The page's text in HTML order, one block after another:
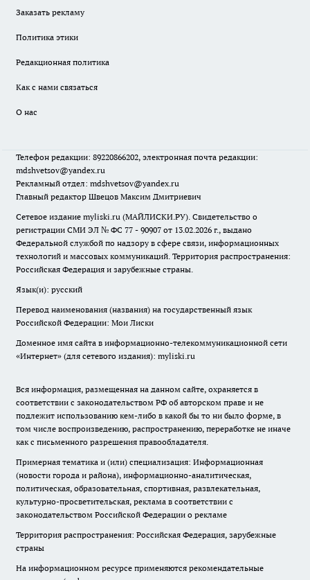
Заказать рекламу
Политика этики
Редакционная политика
Как с нами связаться
О нас
Телефон редакции: 89220866202, электронная почта редакции:
mdshvetsov@yandex.ru
Рекламный отдел: mdshvetsov@yandex.ru
Главный редактор Швецов Максим Дмитриевич
Сетевое издание myliski.ru (МАЙЛИСКИ.РУ). Свидетельство о
регистрации СМИ ЭЛ № ФС 77 - 90907 от 13.02.2026 г., выдано
Федеральной службой по надзору в сфере связи, информационных
технологий и массовых коммуникаций. Территория распространения:
Российская Федерация и зарубежные страны.
Язык(и): русский
Перевод наименования (названия) на государственный язык
Российской Федерации: Мои Лиски
Доменное имя сайта в информационно-телекоммуникационной сети
«Интернет» (для сетевого издания): myliski.ru
Вся информация, размещенная на данном сайте, охраняется в
соответствии с законодательством РФ об авторском праве и не
подлежит использованию кем-либо в какой бы то ни было форме, в
том числе воспроизведению, распространению, переработке не иначе
как с письменного разрешения правообладателя.
Примерная тематика и (или) специализация: Информационная
(новости города и района), информационно-аналитическая,
политическая, образовательная, спортивная, развлекательная,
культурно-просветительская, реклама в соответствии с
законодательством Российской Федерации о рекламе
Территория распространения: Российская Федерация, зарубежные
страны
На информационном ресурсе применяются рекомендательные